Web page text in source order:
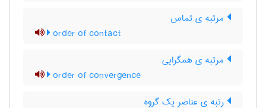
مرتبه ی تماس
order of contact
مرتبه ی همگرایی
order of convergence
رتبه ی عناصر یک گروه